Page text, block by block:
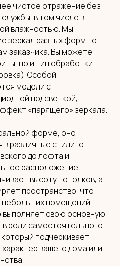
чистое отражение без
в том числе в
влажностью. Мы
зеркал разных форм по
заказчика. Вы можете
но и тип обработки
Особой
модели с
подсветкой,
«парящего» зеркала.
форме, оно
различные стили: от
до лофта и
расположение
высоту потолков, а
пространство, что
небольших помещений.
выполняет свою основную
роли самостоятельного
подчёркивает
вашего дома или